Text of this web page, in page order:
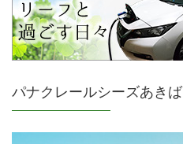
パナクレールシーズあきば